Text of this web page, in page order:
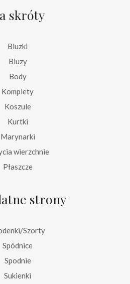
skróty
Bluzki
Bluzy
Body
Komplety
Koszule
Kurtki
Marynarki
wierzchnie
Płaszcze
strony
Szorty
Spódnice
Spodnie
Sukienki